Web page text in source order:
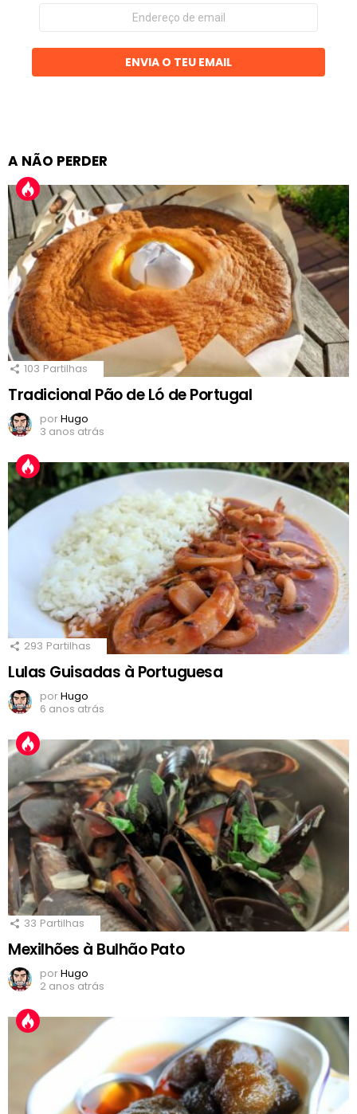
Endereço
email
ENVIA O TEU EMAIL
A NÃO PERDER
103 Partilhas
Tradicional Pão de Ló de Portugal
porHugo
3 anos atrás
293 Partilhas
Lulas Guisadas à Portuguesa
porHugo
6 anos atrás
33 Partilhas
Mexilhões à Bulhão Pato
porHugo
2 anos atrás